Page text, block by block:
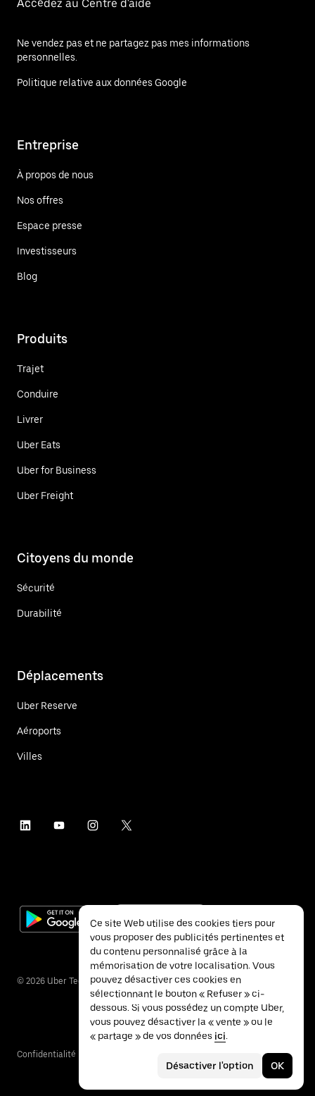
Accédez au Centre d'aide
Ne vendez pas et ne partagez pas mes informations
personnelles.
Politique relative aux données Google
Entreprise
À propos de nous
Nos offres
Espace presse
Investisseurs
Blog
Produits
Trajet
Conduire
Livrer
Uber Eats
Uber for Business
Uber Freight
Citoyens du monde
Sécurité
Durabilité
Déplacements
Uber Reserve
Aéroports
Villes
© 2026 Uber Technologies Inc.
Confidentialité
Ce site Web utilise des cookies tiers pour
vous proposer des publicités pertinentes et
du contenu personnalisé grâce à la
mémorisation de votre localisation. Vous
pouvez désactiver ces cookies en
sélectionnant le bouton « Refuser » ci-
dessous. Si vous possédez un compte Uber,
vous pouvez désactiver la « vente » ou le
« partage » de vos données ici.
Désactiver l'option OK